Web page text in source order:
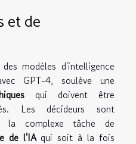
et de
modèles d'intelligence
GPT-4, soulève une
qui doivent être
Les décideurs sont
la complexe tâche de
de l'IAqui soit à la fois